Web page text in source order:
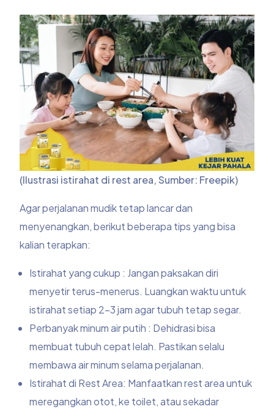
(Ilustrasi istirahat di rest area, Sumber: Freepik)
Agar perjalanan mudik tetap lancar dan
menyenangkan, berikut beberapa tips yang bisa
kalian terapkan:
Istirahat yang cukup : Jangan paksakan diri
menyetir terus-menerus. Luangkan waktu untuk
istirahat setiap 2-3 jam agar tubuh tetap segar.
Perbanyak minum air putih : Dehidrasi bisa
membuat tubuh cepat lelah. Pastikan selalu
membawa air minum selama perjalanan.
Istirahat di Rest Area: Manfaatkan rest area untuk
meregangkan otot, ke toilet, atau sekadar